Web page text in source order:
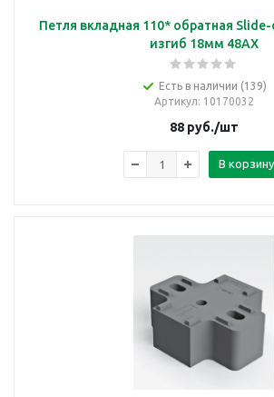
Петля вкладная 110* обратная Slide-
изгиб 18мм 48AX
Есть в наличии (139)
Артикул: 10170032
88руб./шт
В корзину